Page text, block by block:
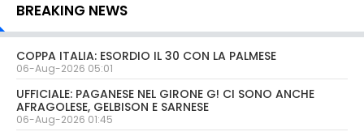
BREAKING NEWS
COPPA ITALIA: ESORDIO IL 30 CON LA PALMESE
06-Aug-2026 05:01
UFFICIALE: PAGANESE NEL GIRONE G! CI SONO ANCHE
AFRAGOLESE, GELBISON E SARNESE
06-Aug-2026 01:45